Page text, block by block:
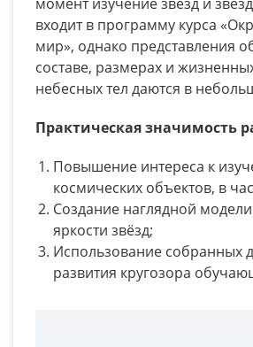
входит в программу курса
мир», однако представления
составе, размерах и
небесных тел даются в
Практическая значимость
Повышение интереса к
космических объектов, в
Создание наглядной
яркости звёзд;
Использование собранных
развития кругозора